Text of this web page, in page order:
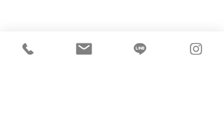
#小顔矯正 #フェイシャル #むくみ老け